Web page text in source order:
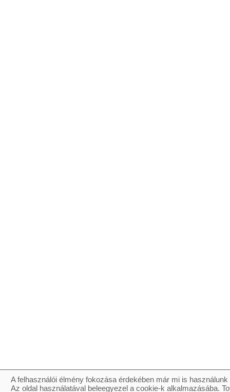
A felhasználói élmény fokozása érdekében már mi is
Az oldal használatával beleegyezel a cookie-k alkalmazásába.